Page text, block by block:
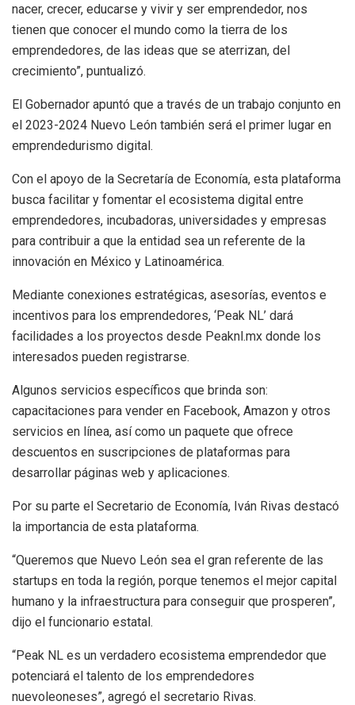
nacer, crecer, educarse y vivir y ser emprendedor, nos
tienen que conocer el mundo como la tierra de los
emprendedores, de las ideas que se aterrizan, del
crecimiento”, puntualizó.
El Gobernador apuntó que a través de un trabajo conjunto en
el 2023-2024 Nuevo León también será el primer lugar en
emprendedurismo digital.
Con el apoyo de la Secretaría de Economía, esta plataforma
busca facilitar y fomentar el ecosistema digital entre
emprendedores, incubadoras, universidades y empresas
para contribuir a que la entidad sea un referente de la
innovación en México y Latinoamérica.
Mediante conexiones estratégicas, asesorías, eventos e
incentivos para los emprendedores, ‘Peak NL’ dará
facilidades a los proyectos desde Peaknl.mx donde los
interesados pueden registrarse.
Algunos servicios específicos que brinda son:
capacitaciones para vender en Facebook, Amazon y otros
servicios en línea, así como un paquete que ofrece
descuentos en suscripciones de plataformas para
desarrollar páginas web y aplicaciones.
Por su parte el Secretario de Economía, Iván Rivas destacó
la importancia de esta plataforma.
“Queremos que Nuevo León sea el gran referente de las
startups en toda la región, porque tenemos el mejor capital
humano y la infraestructura para conseguir que prosperen”,
dijo el funcionario estatal.
“Peak NL es un verdadero ecosistema emprendedor que
potenciará el talento de los emprendedores
nuevoleoneses”, agregó el secretario Rivas.